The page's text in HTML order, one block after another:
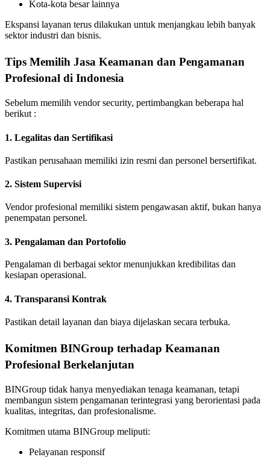
Kota-kota besar lainnya
Ekspansi layanan terus dilakukan untuk menjangkau lebih banyak
sektor industri dan bisnis.
Tips Memilih Jasa Keamanan dan Pengamanan
Profesional di Indonesia
Sebelum memilih vendor security, pertimbangkan beberapa hal
berikut :
1. Legalitas dan Sertifikasi
Pastikan perusahaan memiliki izin resmi dan personel bersertifikat.
2. Sistem Supervisi
Vendor profesional memiliki sistem pengawasan aktif, bukan hanya
penempatan personel.
3. Pengalaman dan Portofolio
Pengalaman di berbagai sektor menunjukkan kredibilitas dan
kesiapan operasional.
4. Transparansi Kontrak
Pastikan detail layanan dan biaya dijelaskan secara terbuka.
Komitmen BINGroup terhadap Keamanan
Profesional Berkelanjutan
BINGroup tidak hanya menyediakan tenaga keamanan, tetapi
membangun sistem pengamanan terintegrasi yang berorientasi pada
kualitas, integritas, dan profesionalisme.
Komitmen utama BINGroup meliputi:
Pelayanan responsif